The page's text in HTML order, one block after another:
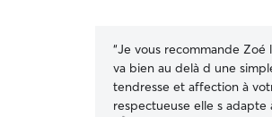
“Je vous recommande Zoé
va bien au delà d une
tendresse et affection à
respectueuse elle s adapte